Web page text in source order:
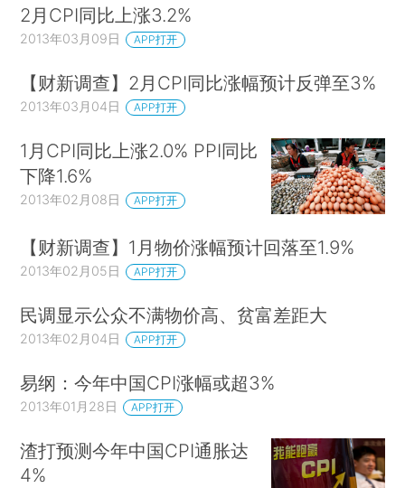
2月CPI同比上涨3.2%
2013年03月09日 APP打开
【财新调查】2月CPI同比涨幅预计反弹至3%
2013年03月04日 APP打开
1月CPI同比上涨2.0% PPI同比
下降1.6%
2013年02月08日 APP打开
【财新调查】1月物价涨幅预计回落至1.9%
2013年02月05日 APP打开
民调显示公众不满物价高、贫富差距大
2013年02月04日 APP打开
易纲：今年中国CPI涨幅或超3%
2013年01月28日 APP打开
渣打预测今年中国CPI通胀达
4%